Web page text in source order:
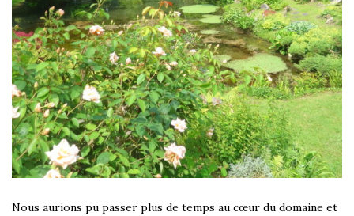
Nous aurions pu passer plus de temps au cœur du domaine et